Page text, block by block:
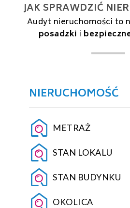
JAK SPRAWDZIĆ
Audyt nieruchomości to
posadzki i
NIERUCHOMOŚĆ
METRAŻ
STAN LOKALU
STAN BUDYNKU
OKOLICA